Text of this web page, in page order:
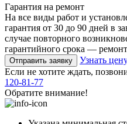
Гарантия на ремонт
На все виды работ и
гарантия от 30 до 90 дней в
случае повторного
гарантийного срока —
Отправить заявку
Узнать
Если не хотите ждать,
120-81-77
Обратите внимание!